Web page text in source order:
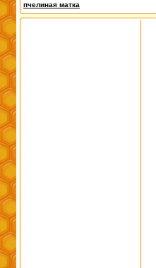
пчелиная матка